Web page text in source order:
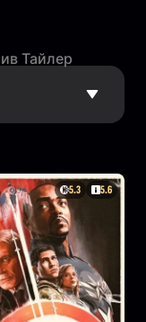
Тайлер
5.3 5.6